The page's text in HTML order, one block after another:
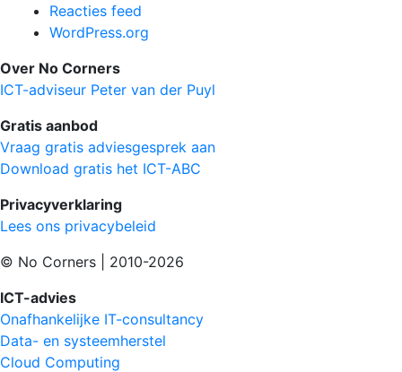
Reacties feed
WordPress.org
Over No Corners
ICT-adviseur Peter van der Puyl
Gratis aanbod
Vraag gratis adviesgesprek aan
Download gratis het ICT-ABC
Privacyverklaring
Lees ons privacybeleid
© No Corners | 2010-2026
ICT-advies
Onafhankelijke IT-consultancy
Data- en systeemherstel
Cloud Computing